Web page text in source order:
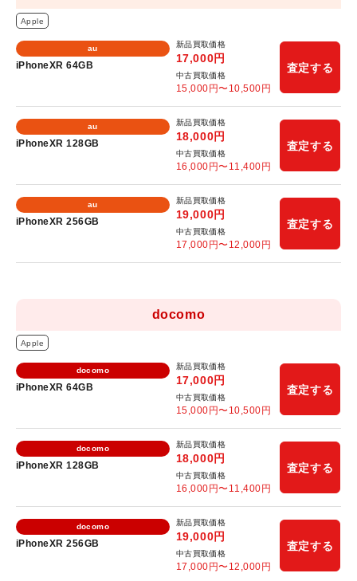
Apple
au
iPhoneXR 64GB
新品買取価格
17,000円
中古買取価格
15,000 円〜10,500 円
査定する
au
iPhoneXR 128GB
新品買取価格
18,000円
中古買取価格
16,000 円〜11,400 円
査定する
au
iPhoneXR 256GB
新品買取価格
19,000円
中古買取価格
17,000 円〜12,000 円
査定する
docomo
Apple
docomo
iPhoneXR 64GB
新品買取価格
17,000円
中古買取価格
15,000 円〜10,500 円
査定する
docomo
iPhoneXR 128GB
新品買取価格
18,000円
中古買取価格
16,000 円〜11,400 円
査定する
docomo
iPhoneXR 256GB
新品買取価格
19,000円
中古買取価格
17,000 円〜12,000 円
査定する